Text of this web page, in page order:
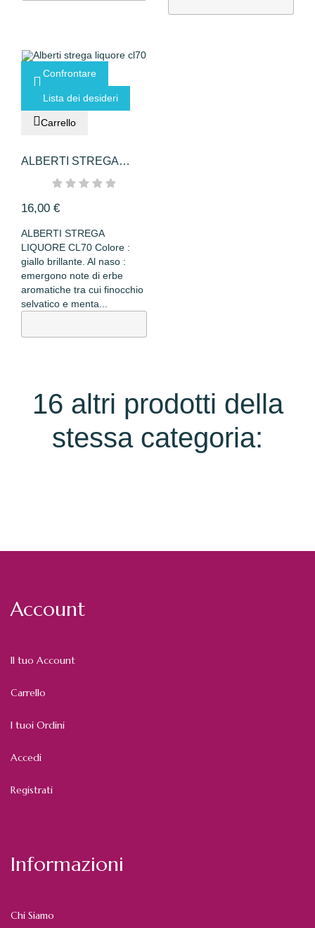
Confrontare
Lista dei desideri
Carrello
ALBERTI STREGA
LIQUORE CL70
16,00 €
ALBERTI STREGA
LIQUORE CL70 Colore :
giallo brillante. Al naso :
emergono note di erbe
aromatiche tra cui finocchio
selvatico e menta...
16 altri prodotti della
stessa categoria:
Account
Il tuo Account
Carrello
I tuoi Ordini
Accedi
Registrati
Informazioni
Chi Siamo